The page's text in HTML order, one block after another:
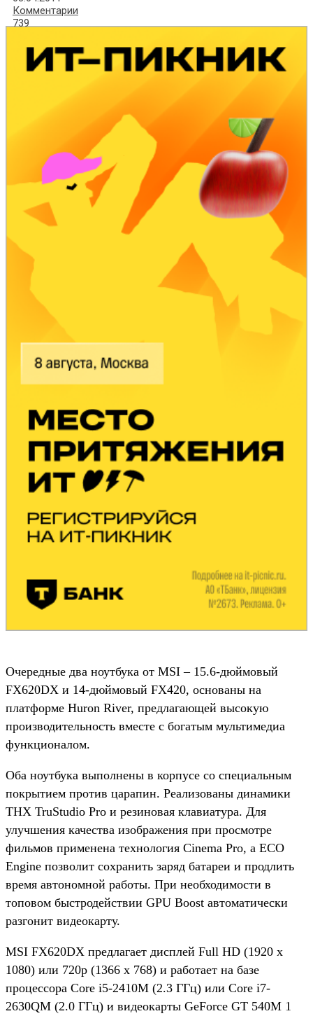
Комментарии
739
Очередные два ноутбука от MSI – 15.6-дюймовый
FX620DX и 14-дюймовый FX420, основаны на
платформе Huron River, предлагающей высокую
производительность вместе с богатым мультимедиа
функционалом.
Оба ноутбука выполнены в корпусе со специальным
покрытием против царапин. Реализованы динамики
THX TruStudio Pro и резиновая клавиатура. Для
улучшения качества изображения при просмотре
фильмов применена технология Cinema Pro, а ECO
Engine позволит сохранить заряд батареи и продлить
время автономной работы. При необходимости в
топовом быстродействии GPU Boost автоматически
разгонит видеокарту.
MSI FX620DX предлагает дисплей Full HD (1920 x
1080) или 720p (1366 x 768) и работает на базе
процессора Core i5-2410M (2.3 ГГц) или Core i7-
2630QM (2.0 ГГц) и видеокарты GeForce GT 540M 1